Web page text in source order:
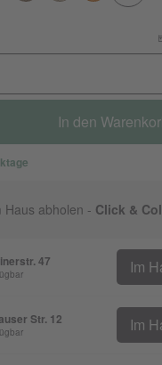
In den
Haus abholen - Click &
47 Im
Str. 12 Im